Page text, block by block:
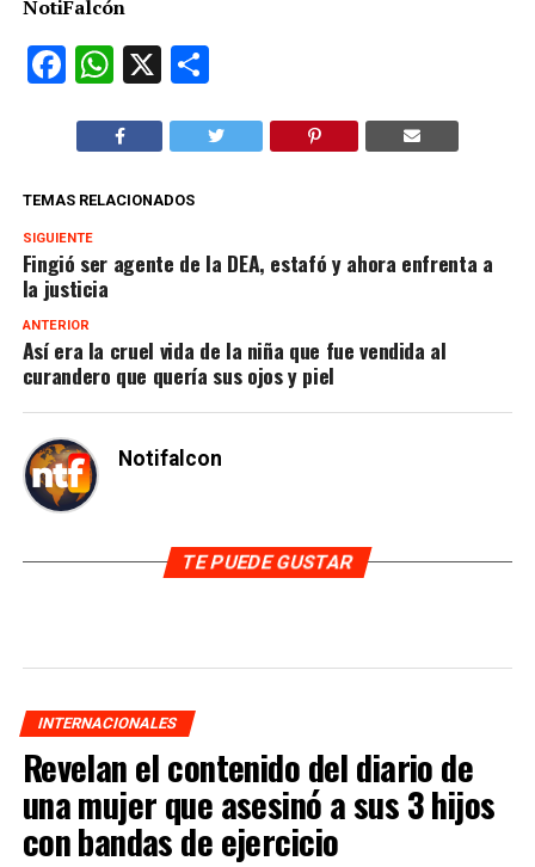
NotiFalcón
Facebook
WhatsApp
X Compartir
TEMAS RELACIONADOS
SIGUIENTE
Fingió ser agente de la DEA, estafó y ahora enfrenta a
la justicia
ANTERIOR
Así era la cruel vida de la niña que fue vendida al
curandero que quería sus ojos y piel
Notifalcon
TE PUEDE GUSTAR
INTERNACIONALES
Revelan el contenido del diario de
una mujer que asesinó a sus 3 hijos
con bandas de ejercicio